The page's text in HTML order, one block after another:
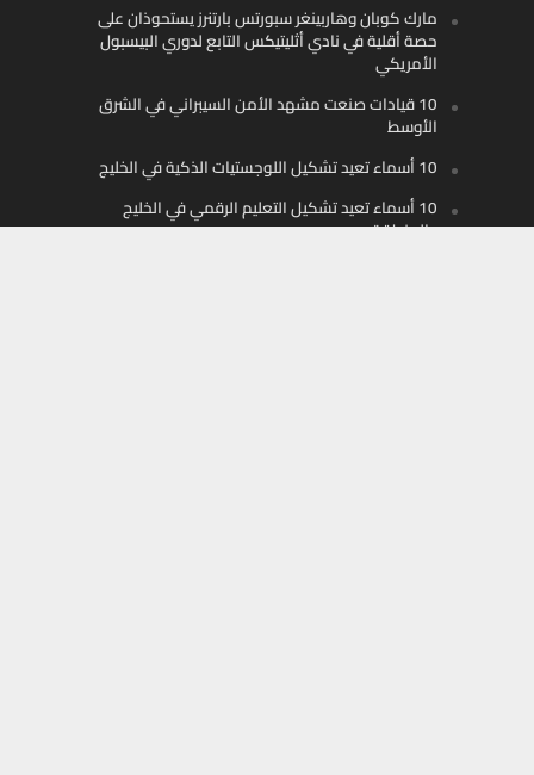
مارك كوبان وهاربينغر سبورتس بارتنرز يستحوذان على
حصة أقلية في نادي أثليتيكس التابع لدوري البيسبول
الأمريكي
10 قيادات صنعت مشهد الأمن السيبراني في الشرق
الأوسط
10 أسماء تعيد تشكيل اللوجستيات الذكية في الخليج
10 أسماء تعيد تشكيل التعليم الرقمي في الخليج
والمنطقة